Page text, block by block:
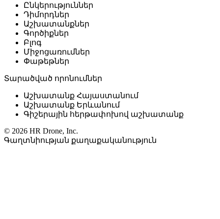
Ընկերություններ
Դիմորդներ
Աշխատանքներ
Գործիքներ
Բլոգ
Միջոցառումներ
Փաթեթներ
Տարածված որոնումներ
Աշխատանք Հայաստանում
Աշխատանք Երևանում
Գիշերային հերթափոխով աշխատանք
© 2026 HR Drone, Inc.
Գաղտնիության քաղաքականություն